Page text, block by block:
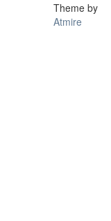
Theme by
Atmire